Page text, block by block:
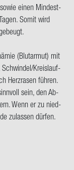
einen Min­dest­
Somit wird
(Blut­ar­mut) mit
Schwin­del/Kreis­lauf­
Herz­ra­sen füh­ren.
sein, den Ab­
Wenn er zu nied­
zu­las­sen dür­fen.